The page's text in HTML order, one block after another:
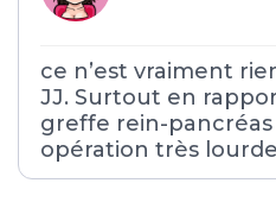
ce n’est vraiment
JJ. Surtout en
greffe rein-
opération très